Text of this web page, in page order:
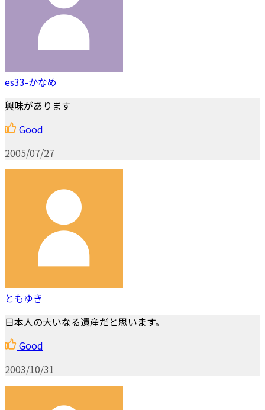
es33-かなめ
興味があります
Good
2005/07/27
ともゆき
日本人の大いなる遺産だと思います。
Good
2003/10/31